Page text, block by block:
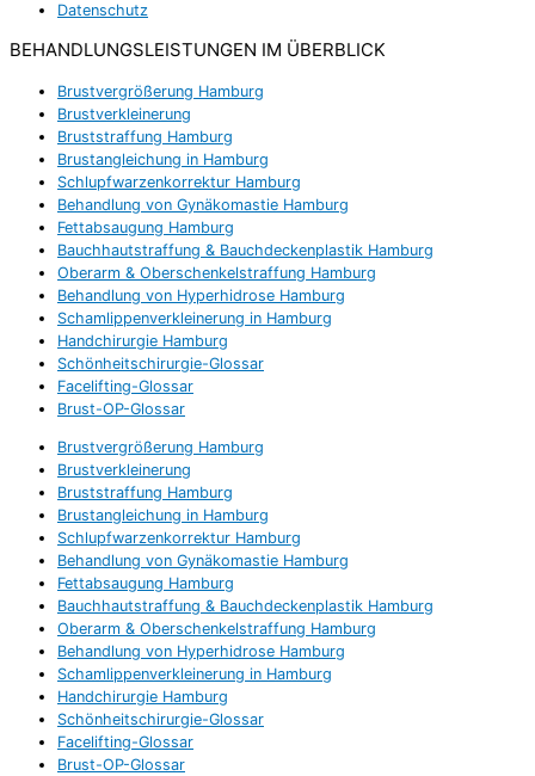
Datenschutz
BEHANDLUNGSLEISTUNGEN IM ÜBERBLICK
Brustvergrößerung Hamburg
Brustverkleinerung
Bruststraffung Hamburg
Brustangleichung in Hamburg
Schlupfwarzenkorrektur Hamburg
Behandlung von Gynäkomastie Hamburg
Fettabsaugung Hamburg
Bauchhautstraffung & Bauchdeckenplastik Hamburg
Oberarm & Oberschenkelstraffung Hamburg
Behandlung von Hyperhidrose Hamburg
Schamlippenverkleinerung in Hamburg
Handchirurgie Hamburg
Schönheitschirurgie-Glossar
Facelifting-Glossar
Brust-OP-Glossar
Brustvergrößerung Hamburg
Brustverkleinerung
Bruststraffung Hamburg
Brustangleichung in Hamburg
Schlupfwarzenkorrektur Hamburg
Behandlung von Gynäkomastie Hamburg
Fettabsaugung Hamburg
Bauchhautstraffung & Bauchdeckenplastik Hamburg
Oberarm & Oberschenkelstraffung Hamburg
Behandlung von Hyperhidrose Hamburg
Schamlippenverkleinerung in Hamburg
Handchirurgie Hamburg
Schönheitschirurgie-Glossar
Facelifting-Glossar
Brust-OP-Glossar